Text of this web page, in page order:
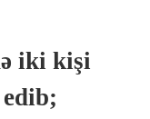
iki kişi